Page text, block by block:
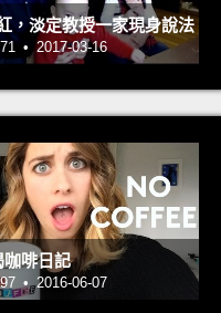
，淡定教授一家現身說法
• 2017-03-16
咖啡日記
• 2016-06-07